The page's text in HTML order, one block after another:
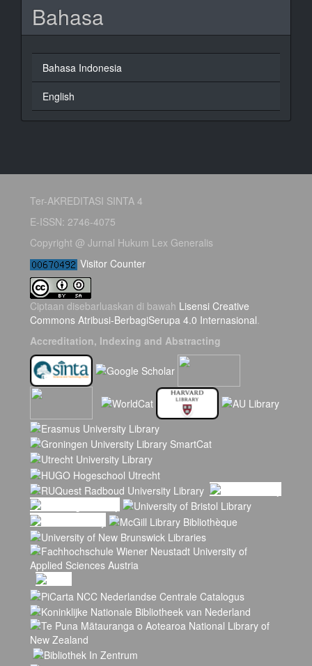
Bahasa
Bahasa Indonesia
English
Ter-AKREDITASI SINTA 4
E-ISSN: 2746-4075
Copyright @ Jurnal Hukum Lex Generalis
Visitor Counter
Ciptaan disebarluaskan di bawah Lisensi Creative
Commons Atribusi-BerbagiSerupa 4.0 Internasional.
Accreditation, Indexing and Abstracting